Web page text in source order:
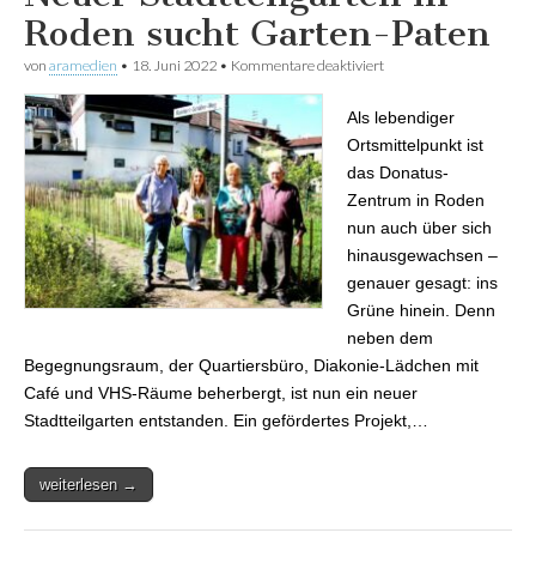
Roden sucht Garten-Paten
von aramedien • 18. Juni 2022 • Kommentare deaktiviert
Als lebendiger
Ortsmittelpunkt ist
das Donatus-
Zentrum in Roden
nun auch über sich
hinausgewachsen –
genauer gesagt: ins
Grüne hinein. Denn
neben dem
Begegnungsraum, der Quartiersbüro, Diakonie-Lädchen mit
Café und VHS-Räume beherbergt, ist nun ein neuer
Stadtteilgarten entstanden. Ein gefördertes Projekt,…
weiterlesen →